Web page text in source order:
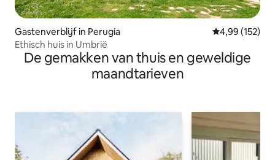
Gastenverblijf in Perugia Gemiddelde
4,99 (152)
Ethisch huis in Umbrië
De gemakken van thuis en geweldige
maandtarieven